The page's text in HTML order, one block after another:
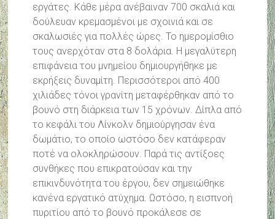
εργάτες. Κάθε μέρα ανέβαιναν 700 σκαλιά και
δούλευαν κρεμασμένοι με σχοινιά και σε
σκαλωσιές για πολλές ώρες. Το ημερομίσθιο
τους ανερχόταν στα 8 δολάρια. Η μεγαλύτερη
επιφάνεια του μνημείου δημιουργήθηκε με
εκρήξεις δυναμίτη. Περισσότεροι από 400
χιλιάδες τόνοι γρανίτη μεταφέρθηκαν από το
βουνό στη διάρκεια των 15 χρόνων. Δίπλα από
το κεφάλι του Λίνκολν δημιούργησαν ένα
δωμάτιο, το οποίο ωστόσο δεν κατάφεραν
ποτέ να ολοκληρώσουν. Παρά τις αντίξοες
συνθήκες που επικρατούσαν και την
επικινδυνότητα του έργου, δεν σημειώθηκε
κανένα εργατικό ατύχημα. Ωστόσο, η εισπνοή
πυριτίου από το βουνό προκάλεσε σε